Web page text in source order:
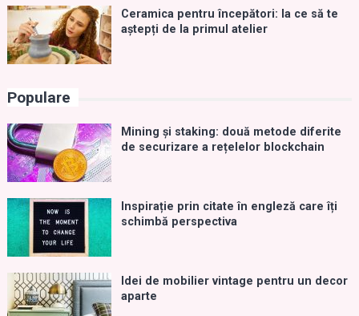
Ceramica pentru începători: la ce să te
aștepți de la primul atelier
Populare
Mining și staking: două metode diferite
de securizare a rețelelor blockchain
Inspirație prin citate în engleză care îți
schimbă perspectiva
Idei de mobilier vintage pentru un decor
aparte